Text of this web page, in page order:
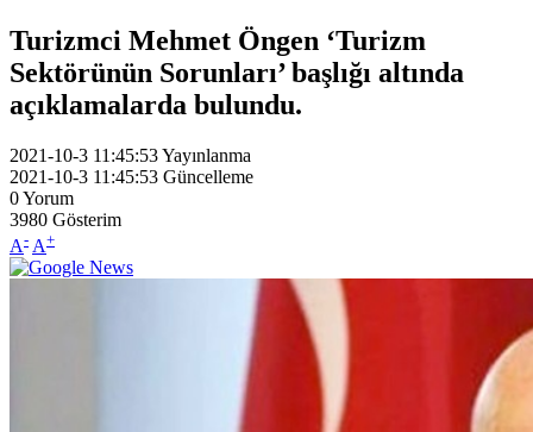
Turizmci Mehmet Öngen ‘Turizm
Sektörünün Sorunları’ başlığı altında
açıklamalarda bulundu.
2021-10-3 11:45:53Yayınlanma
2021-10-3 11:45:53 Güncelleme
0Yorum
3980 Gösterim
A- A+